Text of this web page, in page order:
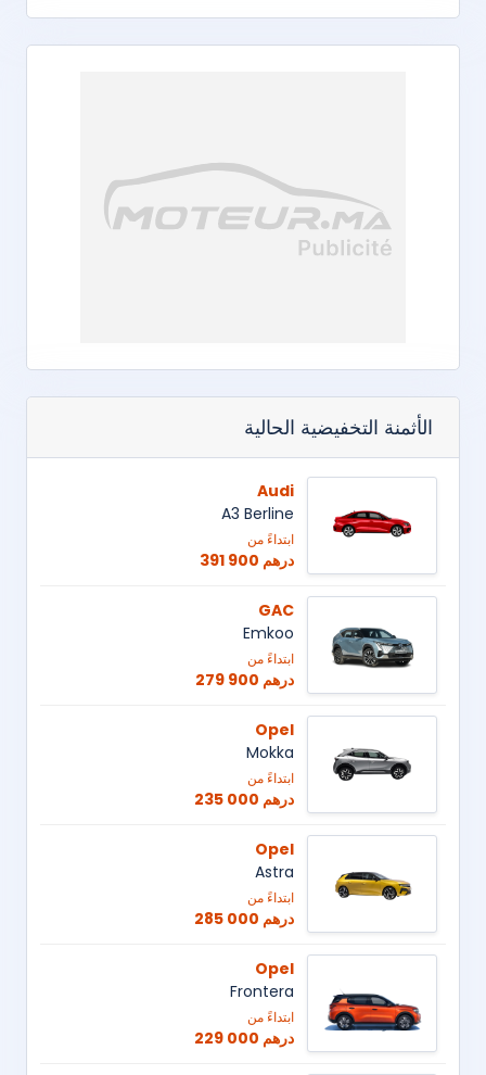
الأثمنة التخفيضية الحالية
Audi
A3 Berline
ابتداءً من
391 900 درهم
GAC
Emkoo
ابتداءً من
279 900 درهم
Opel
Mokka
ابتداءً من
235 000 درهم
Opel
Astra
ابتداءً من
285 000 درهم
Opel
Frontera
ابتداءً من
229 000 درهم